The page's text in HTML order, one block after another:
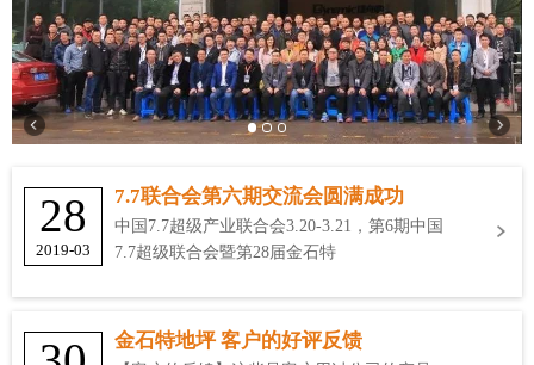
28
2019-03
7.7联合会第六期交流会圆满成功
中国7.7超级产业联合会3.20-3.21，第6期中国
7.7超级联合会暨第28届金石特
金石特地坪 客户的好评反馈